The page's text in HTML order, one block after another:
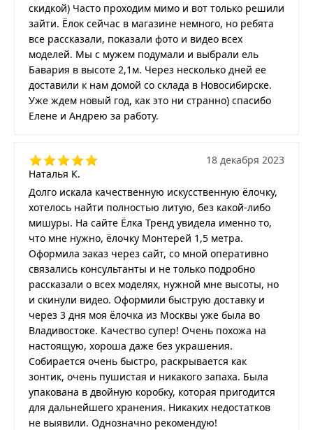
скидкой) Часто проходим мимо и вот только решили
зайти. Ёлок сейчас в магазине немного, но ребята
все рассказали, показали фото и видео всех
моделей. Мы с мужем подумали и выбрали ель
Бавария в высоте 2,1м. Через несколько дней ее
доставили к нам домой со склада в Новосибирске.
Уже ждем новый год, как это ни странно) спасибо
Елене и Андрею за работу.
Наталья К.
18 декабря 2023
Долго искала качественную искусственную ёлочку,
хотелось найти полностью литую, без какой-либо
мишуры. На сайте Ёлка Тренд увидела именно то,
что мне нужно, ёлочку Монтерей 1,5 метра.
Оформила заказ через сайт, со мной оперативно
связались консультанты и не только подробно
рассказали о всех моделях, нужной мне высоты, но
и скинули видео. Оформили быструю доставку и
через 3 дня моя ёлочка из Москвы уже была во
Владивостоке. Качество супер! Очень похожа на
настоящую, хороша даже без украшения.
Собирается очень быстро, раскрывается как
зонтик, очень пушистая и никакого запаха. Была
упакована в двойную коробку, которая пригодится
для дальнейшего хранения. Никаких недостатков
не выявили. Однозначно рекомендую!